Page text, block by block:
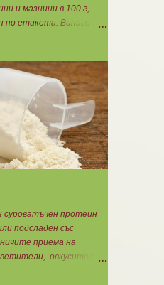
и мазнини в 100 г,
по етикета. Винаги
: съдържанието на
протеин за 1
: съдържанието на
количеството
Мазнини: 150 :
в 100 г продукт =
суроватъчен протеин
подсладен със
приема на
овкусители и